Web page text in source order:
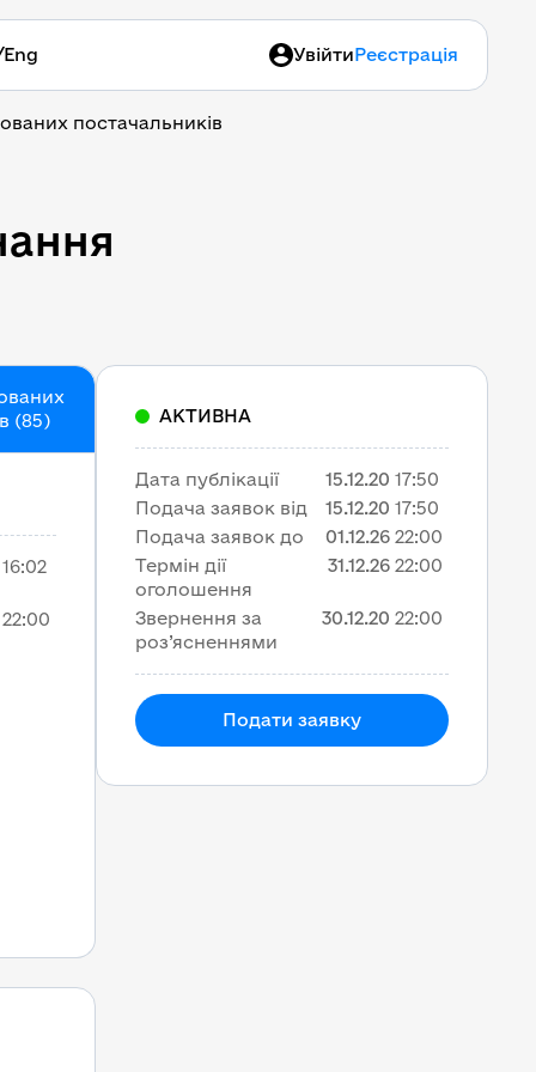
Eng УвійтиРеєстрація
постачальників
(85)
16:02
22:00
АКТИВНА
Дата публікації 15.12.20 17:50
Подача заявок від
15.12.20 17:50
Подача заявок до
01.12.26 22:00
Термін дії
оголошення
31.12.26 22:00
Звернення за
роз’ясненнями
30.12.20 22:00
Подати заявку